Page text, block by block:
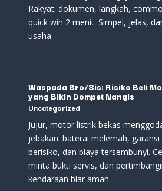
Rakyat: dokumen, langkah,
quick win 2 menit. Simpel, jelas,
usaha.
Waspada Bro/Sis: Risiko Beli
yang Bikin Dompet Nangis
Uncategorized
Jujur, motor listrik bekas
jebakan: baterai melemah,
berisiko, dan biaya tersembunyi.
minta bukti servis, dan
kendaraan biar aman.